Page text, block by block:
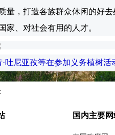
，打造各族群众休闲的好
、对社会有用的人才。
尼亚孜等在参加义务植树
活动时的重要讲话精神，坚
绿。今年要把巩固拓展塔
国内主要